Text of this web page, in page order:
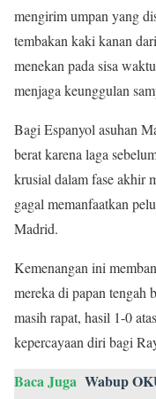
mengirim umpan yang
tembakan kaki kanan
menekan pada sisa
menjaga keunggulan
Bagi Espanyol asuhan
berat karena laga
krusial dalam fase akhir
gagal memanfaatkan
Madrid.
Kemenangan ini
mereka di papan tengah
masih rapat, hasil 1-0
kepercayaan diri bagi
Baca Juga Wabup